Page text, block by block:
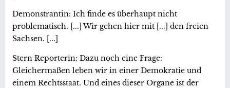
Demonstrantin: Ich finde es überhaupt nicht
problematisch. [...] Wir gehen hier mit [...] den freien
Sachsen. [...]
Stern Reporterin: Dazu noch eine Frage:
Gleichermaßen leben wir in einer Demokratie und
einem Rechtsstaat. Und eines dieser Organe ist der